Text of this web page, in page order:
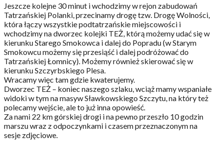
Jeszcze kolejne 30 minut i wchodzimy w rejon zabudowań
Tatrzańskiej Polanki, przecinamy drogę tzw. Drogę Wolności,
która łączy wszystkie podtatrzańskie miejscowości i
wchodzimy na dworzec kolejki TEŻ, którą możemy udać się w
kierunku Starego Smokowca i dalej do Popradu (w Starym
Smokowcu możemy się przesiąść i dalej podróżować do
Tatrzańskiej Łomnicy). Możemy również skierować się w
kierunku Szczyrbskiego Plesa.
Wracamy więc tam gdzie kwaterujemy.
Dworzec TEŻ – koniec naszego szlaku, wciąż mamy wspaniałe
widoki w tym na masyw Sławkowskiego Szczytu, na który też
polecamy wejście, ale to już inna opowieść.
Za nami 22 km górskiej drogi i na pewno przeszło 10 godzin
marszu wraz z odpoczynkami i czasem przeznaczonym na
sesje zdjęciowe.